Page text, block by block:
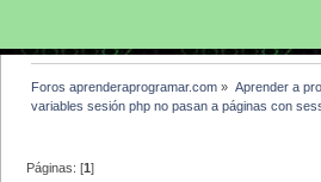
Foros aprenderaprogramar.com » Aprender a
variables sesión php no pasan a páginas con
Páginas: [1]